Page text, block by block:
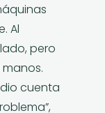
Al
pero
cuenta